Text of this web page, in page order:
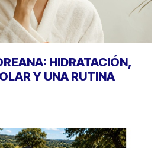
HIDRATACIÓN,
Y UNA RUTINA